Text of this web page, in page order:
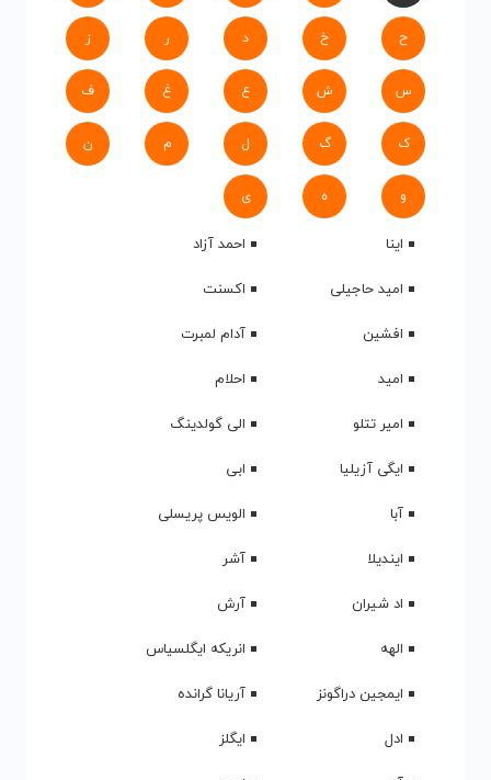
ح خ د ر ز
س ش ع غ ف
ک گ ل م ن
و ه ی
اینا
احمد آزاد
امید حاجیلی
اکسنت
افشین
آدام لمبرت
امید
احلام
امیر تتلو
الی گولدینگ
ایگی آزیلیا
ابی
آبا
الویس پریسلی
ایندیلا
آشر
اد شیران
آرش
الهه
انریکه ایگلسیاس
ایمجین دراگونز
آریانا گرانده
ادل
ایگلز